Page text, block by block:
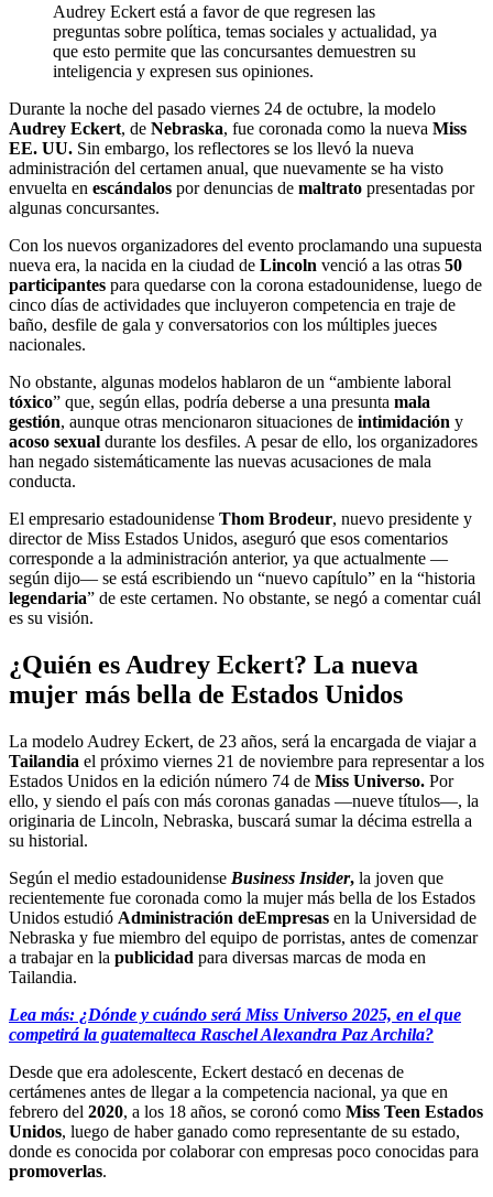
Audrey Eckert está a favor de que regresen las
preguntas sobre política, temas sociales y actualidad, ya
que esto permite que las concursantes demuestren su
inteligencia y expresen sus opiniones.
Durante la noche del pasado viernes 24 de octubre, la modelo
Audrey Eckert, de Nebraska, fue coronada como la nueva Miss
EE. UU. Sin embargo, los reflectores se los llevó la nueva
administración del certamen anual, que nuevamente se ha visto
envuelta en escándalos por denuncias de maltrato presentadas por
algunas concursantes.
Con los nuevos organizadores del evento proclamando una supuesta
nueva era, la nacida en la ciudad de Lincoln venció a las otras 50
participantes para quedarse con la corona estadounidense, luego de
cinco días de actividades que incluyeron competencia en traje de
baño, desfile de gala y conversatorios con los múltiples jueces
nacionales.
No obstante, algunas modelos hablaron de un “ambiente laboral
tóxico” que, según ellas, podría deberse a una presunta mala
gestión, aunque otras mencionaron situaciones de intimidación y
acoso sexual durante los desfiles. A pesar de ello, los organizadores
han negado sistemáticamente las nuevas acusaciones de mala
conducta.
El empresario estadounidense Thom Brodeur, nuevo presidente y
director de Miss Estados Unidos, aseguró que esos comentarios
corresponde a la administración anterior, ya que actualmente —
según dijo— se está escribiendo un “nuevo capítulo” en la “historia
legendaria” de este certamen. No obstante, se negó a comentar cuál
es su visión.
¿Quién es Audrey Eckert? La nueva
mujer más bella de Estados Unidos
La modelo Audrey Eckert, de 23 años, será la encargada de viajar a
Tailandia el próximo viernes 21 de noviembre para representar a los
Estados Unidos en la edición número 74 de Miss Universo. Por
ello, y siendo el país con más coronas ganadas —nueve títulos—, la
originaria de Lincoln, Nebraska, buscará sumar la décima estrella a
su historial.
Según el medio estadounidense Business Insider, la joven que
recientemente fue coronada como la mujer más bella de los Estados
Unidos estudió Administración deEmpresas en la Universidad de
Nebraska y fue miembro del equipo de porristas, antes de comenzar
a trabajar en la publicidad para diversas marcas de moda en
Tailandia.
Lea más: ¿Dónde y cuándo será Miss Universo 2025, en el que
competirá la guatemalteca Raschel Alexandra Paz Archila?
Desde que era adolescente, Eckert destacó en decenas de
certámenes antes de llegar a la competencia nacional, ya que en
febrero del 2020, a los 18 años, se coronó como Miss Teen Estados
Unidos, luego de haber ganado como representante de su estado,
donde es conocida por colaborar con empresas poco conocidas para
promoverlas.